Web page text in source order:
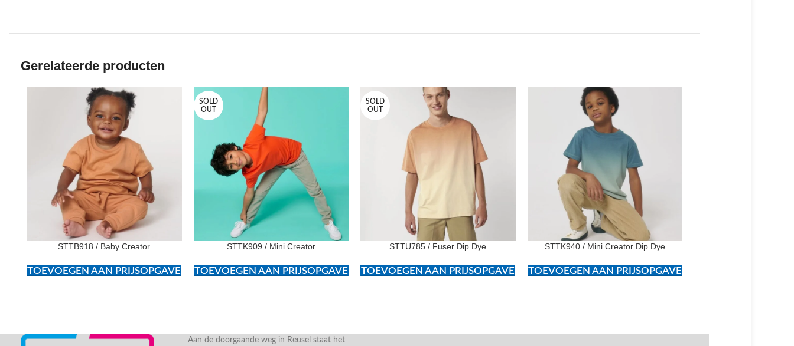
Gerelateerde producten
STTB918 / Baby Creator
TOEVOEGEN AAN PRIJSOPGAVE
SOLD
OUT
STTK909 / Mini Creator
TOEVOEGEN AAN PRIJSOPGAVE
SOLD
OUT
STTU785 / Fuser Dip Dye
TOEVOEGEN AAN PRIJSOPGAVE
STTK940 / Mini Creator Dip Dye
TOEVOEGEN AAN PRIJSOPGAVE
Aan de doorgaande weg in Reusel staat het